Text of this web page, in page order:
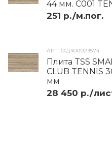
АРТ.ФД400023574
Плита TSS
CLUB TENNIS
мм
28 450 р./
44 мм. C001
251 р./м.пог.